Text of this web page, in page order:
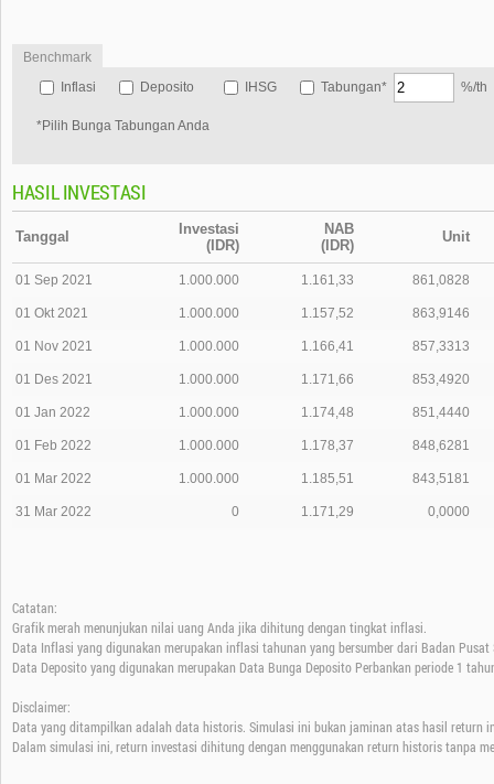
Benchmark
Inflasi
Deposito IHSG Tabungan* %/th
*Pilih Bunga Tabungan Anda
HASIL INVESTASI
Tanggal
Investasi
(IDR)
NAB
(IDR)
Unit
01 Sep 2021 1.000.000 1.161,33 861,0828
01 Okt 2021 1.000.000 1.157,52 863,9146
01 Nov 2021 1.000.000 1.166,41 857,3313
01 Des 2021 1.000.000 1.171,66 853,4920
01 Jan 2022 1.000.000 1.174,48 851,4440
01 Feb 2022 1.000.000 1.178,37 848,6281
01 Mar 2022 1.000.000 1.185,51 843,5181
31 Mar 2022 0 1.171,29 0,0000
Catatan:
Grafik merah menunjukan nilai uang Anda jika dihitung dengan tingkat inflasi.
Data Inflasi yang digunakan merupakan inflasi tahunan yang bersumber dari Badan
Data Deposito yang digunakan merupakan Data Bunga Deposito Perbankan periode 1
Disclaimer:
Data yang ditampilkan adalah data historis. Simulasi ini bukan jaminan atas hasil return
Dalam simulasi ini, return investasi dihitung dengan menggunakan return historis tanpa